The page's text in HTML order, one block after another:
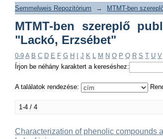
Semmelweis Repozitórium → MTMT-ben
MTMT-ben szereplő
"Lackó, Erzsébet"
0-9 A B C D E F G H J K L M N O P Q R S T U V
Írjon be néhány karaktert a kereséshez:
A találatok rendezése:
1-4 / 4
Characterization of phenolic compounds